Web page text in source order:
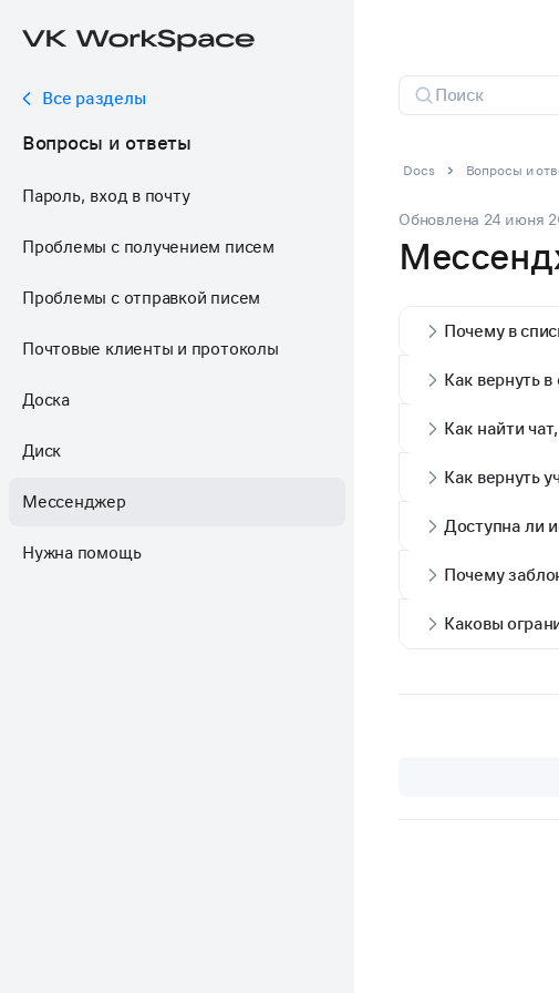
Все разделы
Вопросы и ответы
Пароль, вход в почту
Проблемы c получением писем
Проблемы с отправкой писем
Почтовые клиенты и протоколы
Доска
Диск
Мессенджер
Нужна помощь
Docs Вопросы и
Обновлена 24 июня
Почему в
Как вернуть
Как найти
Как вернуть
Доступна ли
Почему
Каковы